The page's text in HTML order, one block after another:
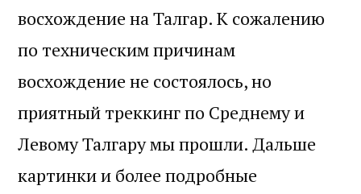
восхождение на Талгар. К сожалению
по техническим причинам
восхождение не состоялось, но
приятный треккинг по Среднему и
Левому Талгару мы прошли. Дальше
картинки и более подробные